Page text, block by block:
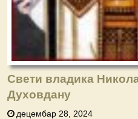
Свети владика
Духовдану
децембар 28, 2024